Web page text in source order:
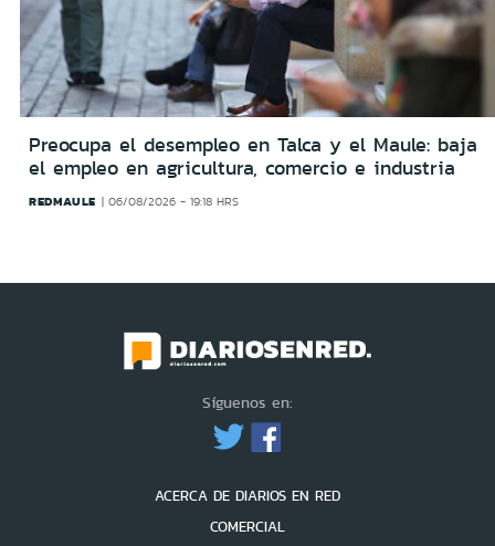
Preocupa el desempleo en Talca y el Maule: baja
el empleo en agricultura, comercio e industria
REDMAULE 06/08/2026 - 19:18 HRS
Síguenos en:
ACERCA DE DIARIOS EN RED
COMERCIAL